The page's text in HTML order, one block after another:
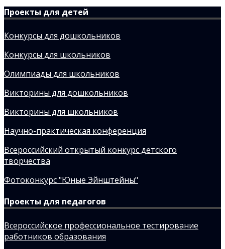
Проекты для детей
Конкурсы для дошкольников
Конкурсы для школьников
Олимпиады для школьников
Викторины для дошкольников
Викторины для школьников
Научно-практическая конференция
Всероссийский открытый конкурс детского
творчества
Фотоконкурс "Юные Эйнштейны"
Проекты для педагогов
Всероссийское профессиональное тестирование
работников образования